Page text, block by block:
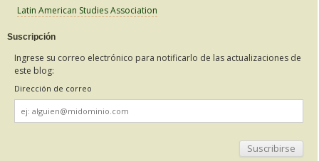
Latin American Studies Association
Suscripción
Ingrese su correo electrónico para notificarlo de las actualizaciones de
este blog:
Dirección de correo
Dirección
de
correo